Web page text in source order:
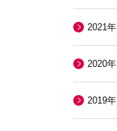
2021年
2020年
2019年